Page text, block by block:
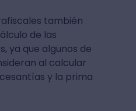
también
de las
ya que algunos de
al calcular
y la prima